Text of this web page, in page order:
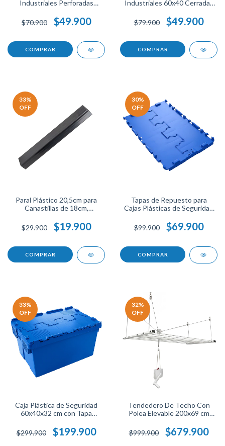
Industriales Perforadas
y Almacenamiento.
$70.900 $49.900
COMPRAR
Industriales 60x40 Cerradas
$79.900
$49.900
COMPRAR
33%
OFF
Paral Plástico 20,5cm para
Canastillas de 18cm,
Modular, Soporte Resistente
y Liviano Ideal para Organizar
$29.900 $19.900
30%
OFF
Tapas de Repuesto para
Cajas Plásticas de Seguridad
Resistentes para
Almacenamiento.
$99.900 $69.900
33%
OFF
Caja Plástica de Seguridad
60x40x32 cm con Tapa
Almacenamiento y
Transporte, Hogar y Bodegas
$299.900 $199.900
32%
OFF
Tendedero De Techo Con
Polea Elevable 200x69 cm
100 Libras Ahorra Espacio
Práctico Y Funcional Para El
$999.900 $679.900